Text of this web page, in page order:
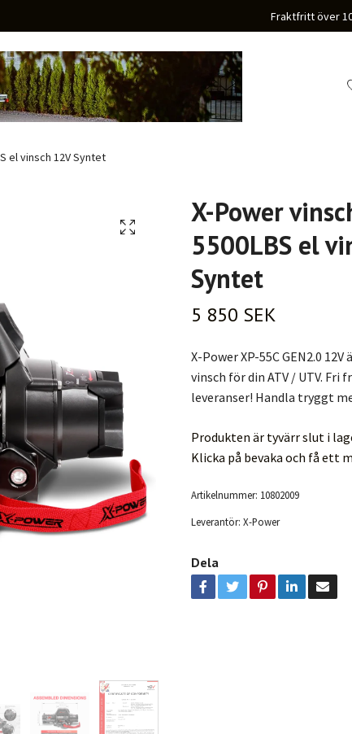
Fraktfritt över
el vinsch 12V Syntet
X-Power
5500LBS el
Syntet
5 850 SEK
X-Power XP-55C GEN2.0
vinsch för din ATV / UTV.
leveranser! Handla tryggt
Produkten är tyvärr slut i
Klicka på bevaka och få ett
Artikelnummer: 10802009
Leverantör: X-Power
Dela